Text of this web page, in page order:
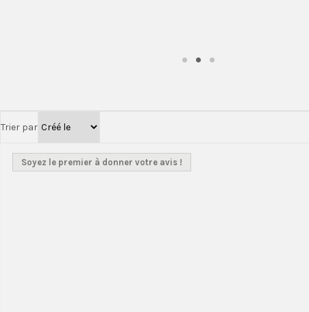
Trier par
Soyez le premier à donner votre avis !